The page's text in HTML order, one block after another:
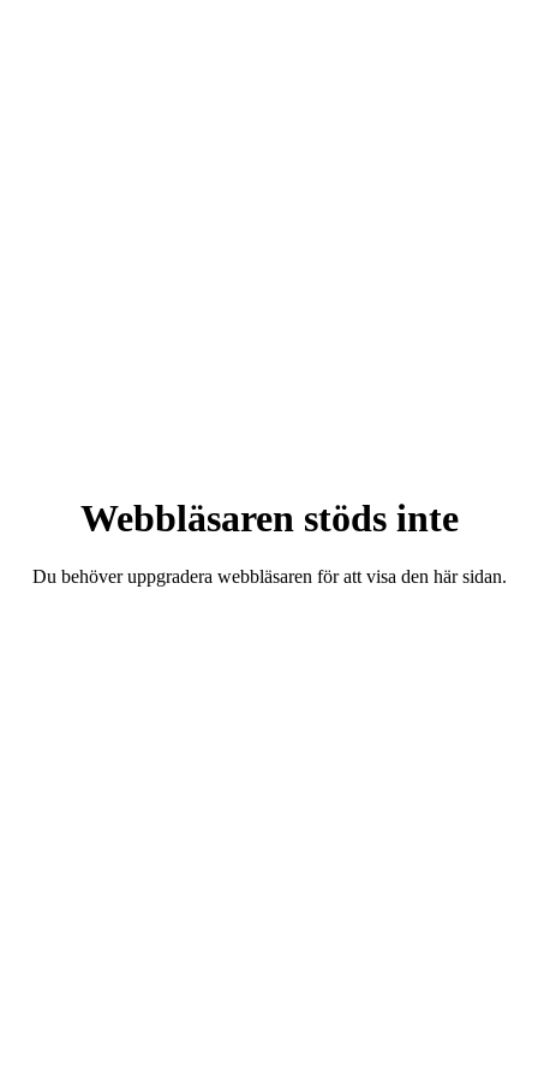
Webbläsaren stöds inte
Du behöver uppgradera webbläsaren för att visa den här sidan.